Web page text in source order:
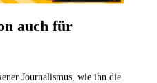
auch für
Journalismus, wie ihn die